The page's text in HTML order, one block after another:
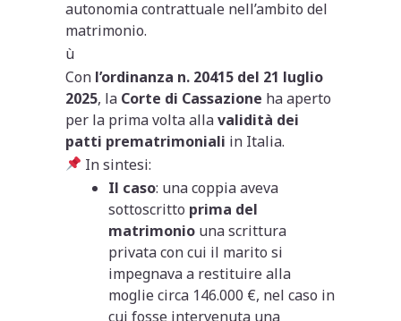
autonomia contrattuale nell’ambito del
matrimonio.
ù
Con l’ordinanza n. 20415 del 21 luglio
2025, la Corte di Cassazione ha aperto
per la prima volta allavalidità dei
patti prematrimoniali in Italia.
In sintesi:
Il caso: una coppia aveva
sottoscritto prima del
matrimonio una scrittura
privata con cui il marito si
impegnava a restituire alla
moglie circa 146.000 €, nel caso in
cui fosse intervenuta una